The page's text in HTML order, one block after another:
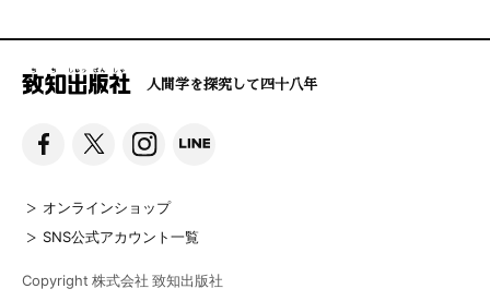
人間学を探究して四十八年
オンラインショップ
SNS公式アカウント一覧
Copyright 株式会社 致知出版社